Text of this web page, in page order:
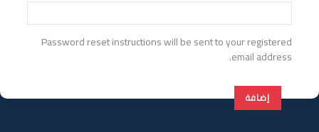
Password reset instructions will be sent to your registered
email address.